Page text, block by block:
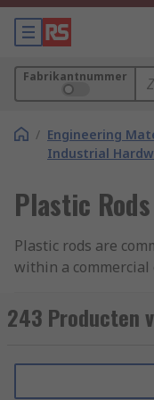
Fabrikantnummer
/ Engineering
Industrial
Plastic Rods
Plastic rods are
within a
and for small hobby
display pieces.Our
and material. This
purchasing to
243 Producten